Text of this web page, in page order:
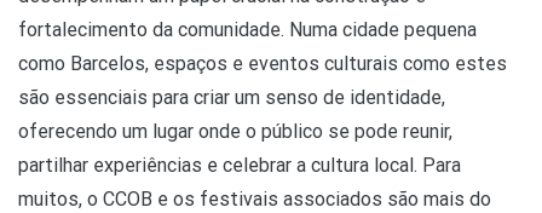
fortalecimento da comunidade. Numa cidade pequena
como Barcelos, espaços e eventos culturais como estes
são essenciais para criar um senso de identidade,
oferecendo um lugar onde o público se pode reunir,
partilhar experiências e celebrar a cultura local. Para
muitos, o CCOB e os festivais associados são mais do